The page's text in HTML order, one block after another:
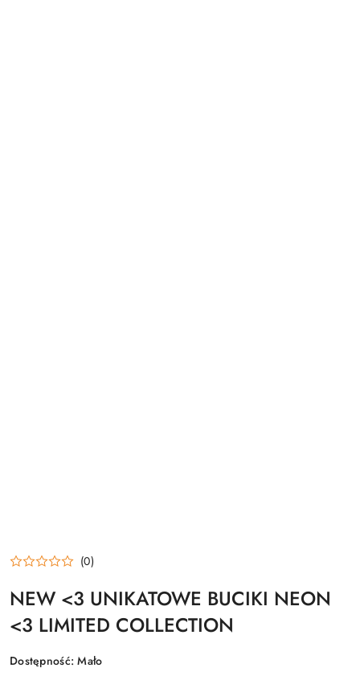
(0)
NEW <3 UNIKATOWE BUCIKI NEON
<3 LIMITED COLLECTION
Dostępność:Mało